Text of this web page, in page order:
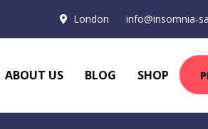
London info@insomnia-
ABOUT US BLOG SHOP